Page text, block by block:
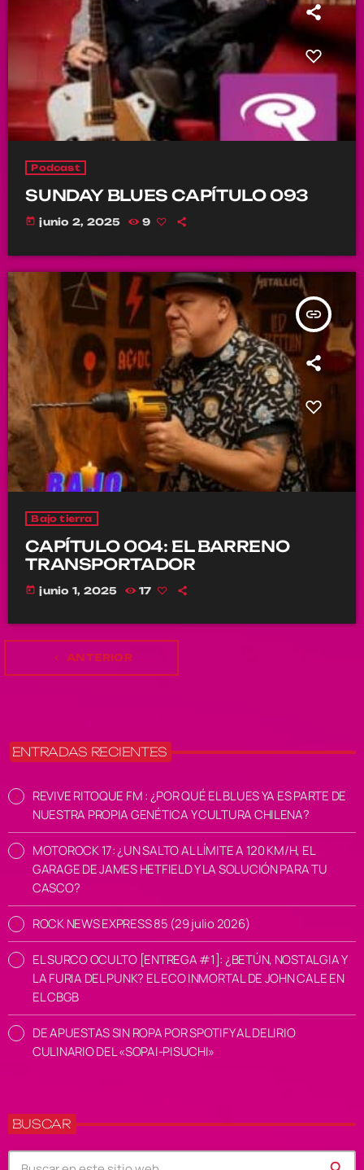
Podcast
SUNDAY BLUES CAPÍTULO 093
today junio 2, 2025 9
insert_link
Bajo tierra
CAPÍTULO 004: EL BARRENO
TRANSPORTADOR
today junio 1, 2025 17
navigate_before ANTERIOR
ENTRADAS RECIENTES
REVIVE RITOQUE FM : ¿POR QUÉ EL BLUES YA ES PARTE DE
NUESTRA PROPIA GENÉTICA Y CULTURA CHILENA?
MOTOROCK 17: ¿UN SALTO AL LÍMITE A 120 KM/H, EL
GARAGE DE JAMES HETFIELD Y LA SOLUCIÓN PARA TU
CASCO?
ROCK NEWS EXPRESS 85 (29 julio 2026)
EL SURCO OCULTO [ENTREGA #1]: ¿BETÚN, NOSTALGIA Y
LA FURIA DEL PUNK? EL ECO INMORTAL DE JOHN CALE EN
EL CBGB
DE APUESTAS SIN ROPA POR SPOTIFY AL DELIRIO
CULINARIO DEL «SOPAI-PISUCHI»
BUSCAR